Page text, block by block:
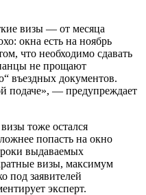
визы — от месяца
окна есть на ноябрь
что необходимо сдавать
не прощают
въездных документов.
подаче», — предупреждает
тоже остался
попасть на окно
выдаваемых
визы, максимум
под заявителей
эксперт.